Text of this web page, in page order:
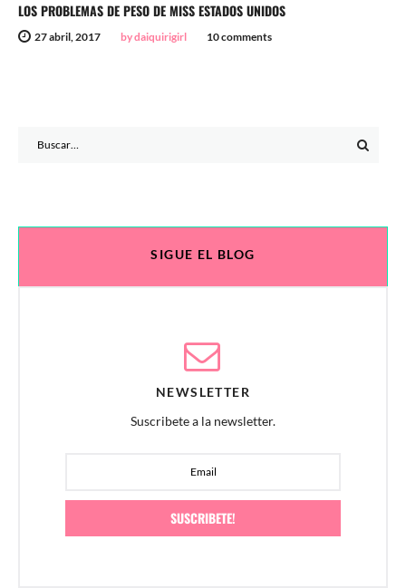
LOS PROBLEMAS DE PESO DE MISS ESTADOS UNIDOS
27 abril, 2017 by daiquirigirl 10 comments
SIGUE EL BLOG
NEWSLETTER
Suscribete a la newsletter.
SUSCRIBETE!